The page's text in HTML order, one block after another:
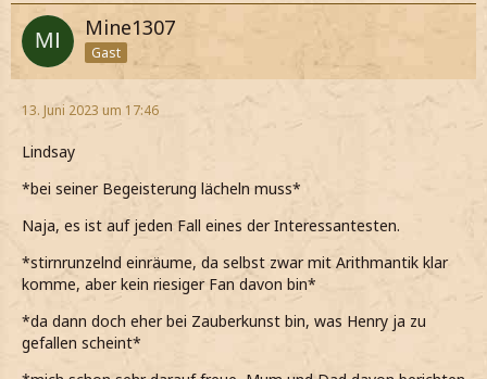
Mine1307
Gast
13. Juni 2023 um 17:46
Lindsay
*bei seiner Begeisterung lächeln muss*
Naja, es ist auf jeden Fall eines der Interessantesten.
*stirnrunzelnd einräume, da selbst zwar mit Arithmantik klar
komme, aber kein riesiger Fan davon bin*
*da dann doch eher bei Zauberkunst bin, was Henry ja zu
gefallen scheint*